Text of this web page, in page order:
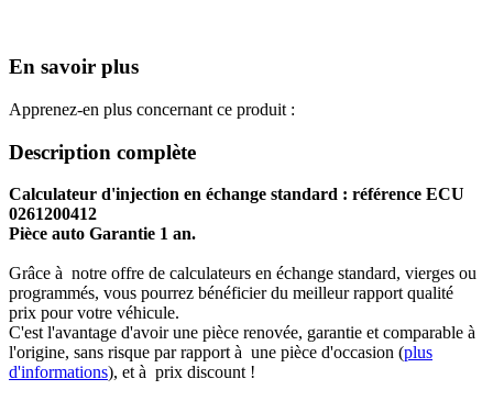
En savoir plus
Apprenez-en plus concernant ce produit :
Description complète
Calculateur d'injection en échange standard : référence ECU
0261200412
Pièce auto Garantie 1 an.
Grâce à notre offre de calculateurs en échange standard, vierges ou
programmés, vous pourrez bénéficier du meilleur rapport qualité
prix pour votre véhicule.
C'est l'avantage d'avoir une pièce renovée, garantie et comparable à
l'origine, sans risque par rapport à une pièce d'occasion (plus
d'informations), et à prix discount !